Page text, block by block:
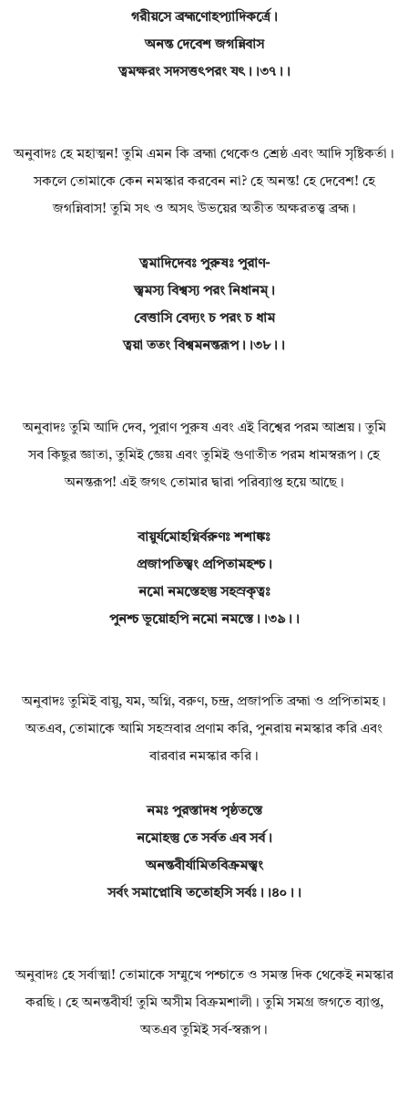
গরীয়সে ব্রহ্মণোহপ্যাদিকর্ত্রে।
অনন্ত দেবেশ জগন্নিবাস
ত্বমক্ষরং সদসত্তৎপরং যৎ।।৩৭।।
অনুবাদঃ হে মহাত্মন! তুমি এমন কি ব্রহ্মা থেকেও শ্রেষ্ঠ এবং আদি সৃষ্টিকর্তা।
সকলে তোমাকে কেন নমস্কার করবেন না? হে অনন্ত! হে দেবেশ! হে
জগন্নিবাস! তুমি সৎ ও অসৎ উভয়ের অতীত অক্ষরতত্ত্ব ব্রহ্ম।
ত্বমাদিদেবঃ পুরুষঃ পুরাণ-
স্ত্বমস্য বিশ্বস্য পরং নিধানম্।
বেত্তাসি বেদ্যং চ পরং চ ধাম
ত্বয়া ততং বিশ্বমনন্তরূপ।।৩৮।।
অনুবাদঃ তুমি আদি দেব, পুরাণ পুরুষ এবং এই বিশ্বের পরম আশ্রয়। তুমি
সব কিছুর জ্ঞাতা, তুমিই জ্ঞেয় এবং তুমিই গুণাতীত পরম ধামস্বরূপ। হে
অনন্তরূপ! এই জগৎ তোমার দ্বারা পরিব্যাপ্ত হয়ে আছে।
বায়ুর্যমোহগ্নির্বরুণঃ শশাঙ্কঃ
প্রজাপতিস্ত্বং প্রপিতামহশ্চ।
নমো নমস্তেহস্তু সহস্রকৃত্বঃ
পুনশ্চ ভূয়োহপি নমো নমস্তে।।৩৯।।
অনুবাদঃ তুমিই বায়ু, যম, অগ্নি, বরুণ, চন্দ্র, প্রজাপতি ব্রহ্মা ও প্রপিতামহ।
অতএব, তোমাকে আমি সহস্রবার প্রণাম করি, পুনরায় নমস্কার করি এবং
বারবার নমস্কার করি।
নমঃ পুরস্তাদধ পৃষ্ঠতস্তে
নমোহস্তু তে সর্বত এব সর্ব।
অনন্তবীর্যামিতবিক্রমস্ত্বং
সর্বং সমাপ্নোষি ততোহসি সর্বঃ।।৪০।।
অনুবাদঃ হে সর্বাত্মা! তোমাকে সম্মুখে পশ্চাতে ও সমস্ত দিক থেকেই নমস্কার
করছি। হে অনন্তবীর্য! তুমি অসীম বিক্রমশালী। তুমি সমগ্র জগতে ব্যাপ্ত,
অতএব তুমিই সর্ব-স্বরূপ।